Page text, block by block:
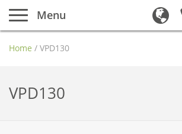
Menu
Home / VPD130
VPD130